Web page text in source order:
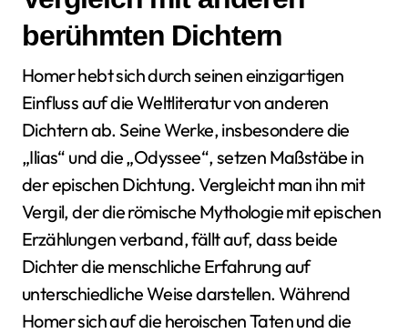
berühmten Dichtern
Homer hebt sich durch seinen einzigartigen
Einfluss auf die Weltliteratur von anderen
Dichtern ab. Seine Werke, insbesondere die
„Ilias“ und die „Odyssee“, setzen Maßstäbe in
der epischen Dichtung. Vergleicht man ihn mit
Vergil, der die römische Mythologie mit epischen
Erzählungen verband, fällt auf, dass beide
Dichter die menschliche Erfahrung auf
unterschiedliche Weise darstellen. Während
Homer sich auf die heroischen Taten und die